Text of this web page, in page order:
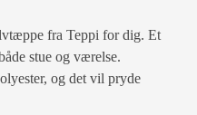
fra Teppi for dig. Et
stue og værelse.
og det vil pryde